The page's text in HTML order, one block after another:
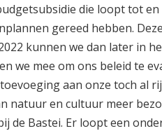
die loopt tot
gereed hebben.
kunnen we dan later in
we mee om ons beleid te
aan onze toch al
natuur en cultuur meer
de Bastei. Er loopt een